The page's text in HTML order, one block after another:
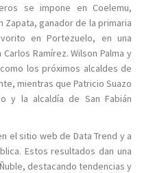
se impone en Coelemu,
Zapata, ganador de la primaria
en Portezuelo, en una
Ramírez. Wilson Palma y
los próximos alcaldes de
mientras que Patricio Suazo
y la alcaldía de San Fabián
el sitio web de Data Trend y a
Estos resultados dan una
destacando tendencias y